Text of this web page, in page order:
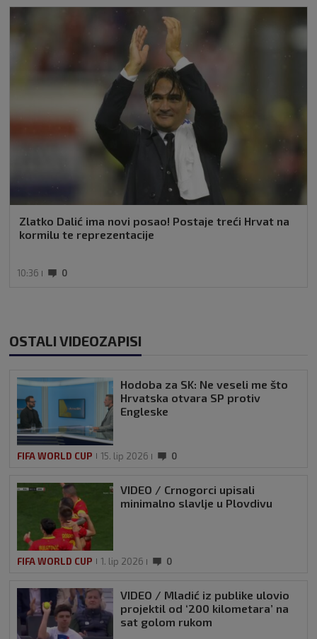
Zlatko Dalić ima novi posao! Postaje treći Hrvat na
kormilu te reprezentacije
10:36 0
OSTALI VIDEOZAPISI
Hodoba za SK: Ne veseli me što
Hrvatska otvara SP protiv
Engleske
FIFA WORLD CUP 15. lip 2026 0
VIDEO / Crnogorci upisali
minimalno slavlje u Plovdivu
FIFA WORLD CUP 1. lip 2026 0
VIDEO / Mladić iz publike ulovio
projektil od ‘200 kilometara’ na
sat golom rukom